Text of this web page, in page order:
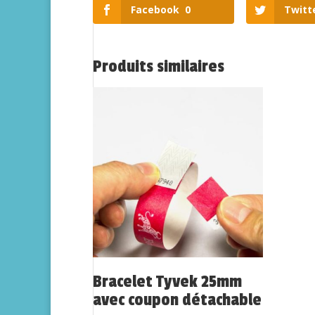
Facebook 0
Produits similaires
Bracelet Tyvek 25mm
avec coupon détachable